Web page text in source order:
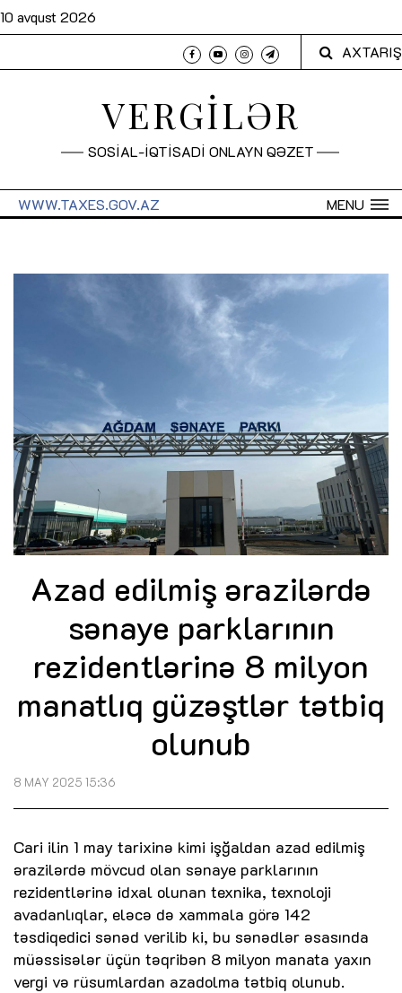
10 avqust 2026
AXTARIŞ
VERGİLƏR
SOSİAL-İQTİSADİ ONLAYN QƏZET
MENU
WWW.TAXES.GOV.AZ
Azad edilmiş ərazilərdə
sənaye parklarının
rezidentlərinə 8 milyon
manatlıq güzəştlər tətbiq
olunub
8 MAY 2025 15:36
Cari ilin 1 may tarixinə kimi işğaldan azad edilmiş
ərazilərdə mövcud olan sənaye parklarının
rezidentlərinə idxal olunan texnika, texnoloji
avadanlıqlar, eləcə də xammala görə 142
təsdiqedici sənəd verilib ki, bu sənədlər əsasında
müəssisələr üçün təqribən 8 milyon manata yaxın
vergi və rüsumlardan azadolma tətbiq olunub.